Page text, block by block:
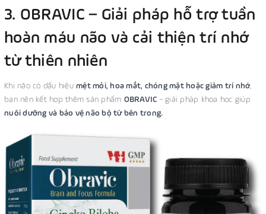
3. OBRAVIC – Giải pháp hỗ trợ tuần
hoàn máu não và cải thiện trí nhớ
từ thiên nhiên
Khi não có dấu hiệu mệt mỏi, hoa mắt, chóng mặt hoặc giảm trí nhớ,
bạn nên kết hợp thêm sản phẩm OBRAVIC – giải pháp khoa học giúp
nuôi dưỡng và bảo vệ não bộ từ bên trong.